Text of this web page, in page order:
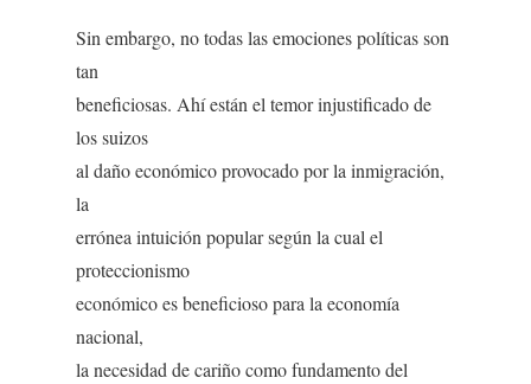
Sin embargo, no todas las emociones políticas son
tan
beneficiosas. Ahí están el temor injustificado de
los suizos
al daño económico provocado por la inmigración,
la
errónea intuición popular según la cual el
proteccionismo
económico es beneficioso para la economía
nacional,
la necesidad de cariño como fundamento del